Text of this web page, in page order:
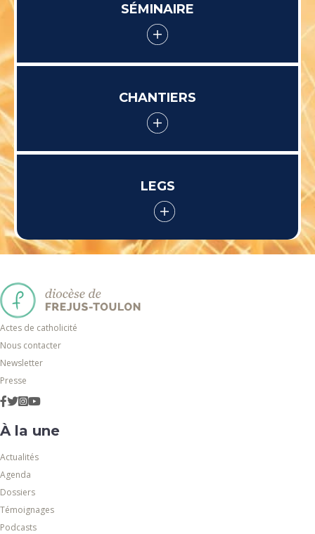
SÉMINAIRE
CHANTIERS
LEGS
Actes de catholicité
Nous contacter
Newsletter
Presse
À la une
Actualités
Agenda
Dossiers
Témoignages
Podcasts